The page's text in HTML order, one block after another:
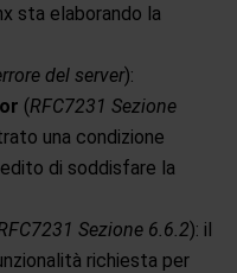
sta elaborando la
del server):
(RFC7231 Sezione
una condizione
di soddisfare la
Sezione 6.6.2): il
richiesta per